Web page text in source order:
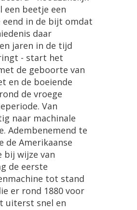
een beetje een
eend in de bijt omdat
daar
jaren in de tijd
- start het
de geboorte van
en de boeiende
rond de vroege
. Van
naar machinale
. Adembenemend te
de Amerikaanse
bij wijze van
de eerste
tot stand
er rond 1880 voor
uiterst snel en